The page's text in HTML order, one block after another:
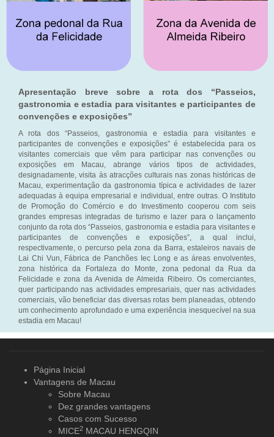
Apresentação breve sobre a rota dos “Passeios,
gastronomia e estadia para visitantes e participantes de
convenções e exposições”
A rota dos “Passeios, gastronomia e estadia para visitantes e
participantes de convenções e exposições” é estabelecida para os
visitantes comerciais que vêm para participar nas convenções ou
exposições em Macau, abrange vários tipos de actividades,
designadamente, visita às atracções culturais nas zonas históricas de
Macau, experimentação da gastronomia típica e actividades de lazer
adequadas à equipa empresarial e individual, entre outras. O Instituto
de Promoção do Comércio e do Investimento cooperou com seis
grandes empresas integradas de turismo e lazer para o lançamento
conjunto da rota dos “Passeios, gastronomia e estadia para visitantes e
participantes de convenções e exposições”, a qual inclui,
respectivamente, o percurso pela zona da Barra, estaleiros navais de
Lai Chi Vun, Fábrica de Panchões Iec Long e as áreas envolventes,
zona histórica da Fortaleza do Monte, zona pedonal da Rua da
Felicidade e zona da Avenida de Almeida Ribeiro. Os comerciantes,
quer participando nas actividades empresariais, quer nas actividades
comerciais, vão beneficiar das diversas rotas bem planeadas, obtendo
um conhecimento aprofundado e uma experiência inesquecível na sua
estadia em Macau!
Página Inicial
Vantagens de Macau
Sobre Macau
Dez grandes vantagens
Casos com Sucesso
MICE2 MACAU HENGQIN